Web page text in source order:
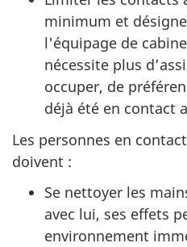
minimum et
l'équipage de
nécessite plus
occuper, de
déjà été en contact
Les personnes en
doivent :
Se nettoyer les
avec lui, ses effets
environnement